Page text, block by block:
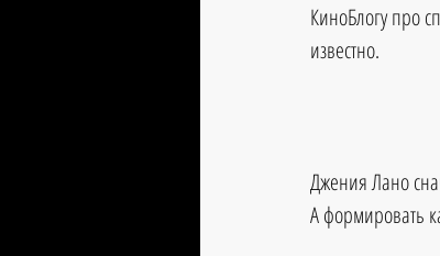
КиноБлогу про
известно.
Джения Лано
А формировать